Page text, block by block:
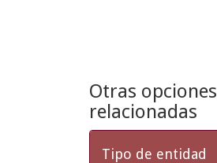
Otras opciones
relacionadas
Tipo de entidad